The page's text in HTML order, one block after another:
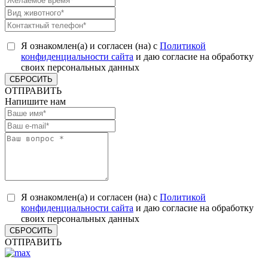
Я ознакомлен(а) и согласен (на) с Политикой
конфиденциальности сайта и даю согласие на обработку
своих персональных данных
СБРОСИТЬ
ОТПРАВИТЬ
Напишите нам
Я ознакомлен(а) и согласен (на) с Политикой
конфиденциальности сайта и даю согласие на обработку
своих персональных данных
СБРОСИТЬ
ОТПРАВИТЬ